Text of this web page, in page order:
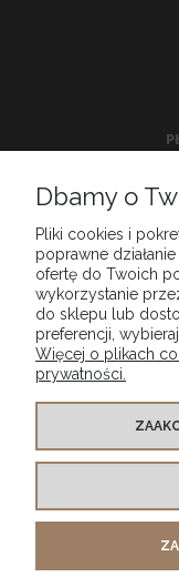
MG DESIGN SPÓŁKA Z
Przedsiębiorców Krajowego
VI WYDZIAŁ GOSPODARCZY
Dbamy o
Pliki cookies i
poprawne
ofertę do Twoich
wykorzystanie
do sklepu lub
preferencji,
Więcej o plikach
prywatności.